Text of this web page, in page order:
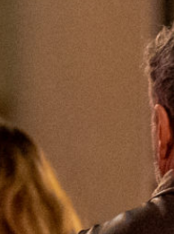
Fabienne
Weihnachtsmarkt
Sendung vom
Moderation: Julia
Fabienne